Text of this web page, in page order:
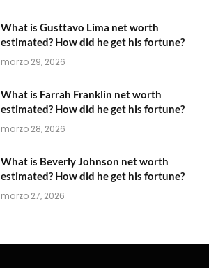
What is Gusttavo Lima net worth
estimated? How did he get his fortune?
marzo 29, 2026
What is Farrah Franklin net worth
estimated? How did he get his fortune?
marzo 28, 2026
What is Beverly Johnson net worth
estimated? How did he get his fortune?
marzo 27, 2026